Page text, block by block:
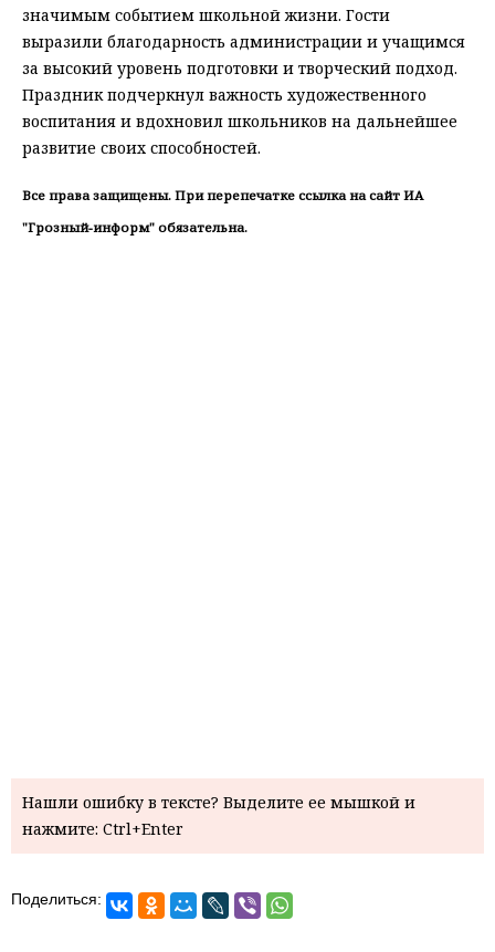
значимым событием школьной жизни. Гости
выразили благодарность администрации и учащимся
за высокий уровень подготовки и творческий подход.
Праздник подчеркнул важность художественного
воспитания и вдохновил школьников на дальнейшее
развитие своих способностей.
Все права защищены. При перепечатке ссылка на сайт ИА
"Грозный-информ" обязательна.
Нашли ошибку в тексте? Выделите ее мышкой и
нажмите: Ctrl+Enter
Поделиться: